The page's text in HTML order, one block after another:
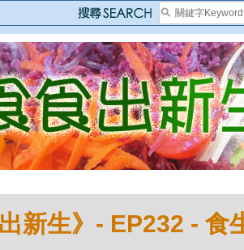
出新生》- EP232 - 食